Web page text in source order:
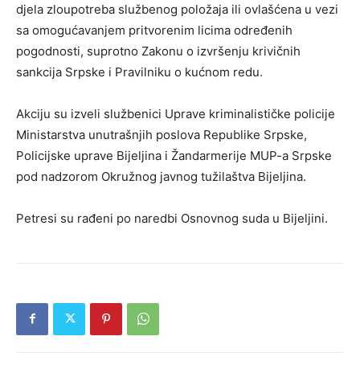
djela zloupotreba službenog položaja ili ovlašćena u vezi
sa omogućavanjem pritvorenim licima određenih
pogodnosti, suprotno Zakonu o izvršenju krivičnih
sankcija Srpske i Pravilniku o kućnom redu.
Akciju su izveli službenici Uprave kriminalističke policije
Ministarstva unutrašnjih poslova Republike Srpske,
Policijske uprave Bijeljina i Žandarmerije MUP-a Srpske
pod nadzorom Okružnog javnog tužilaštva Bijeljina.
Petresi su rađeni po naredbi Osnovnog suda u Bijeljini.